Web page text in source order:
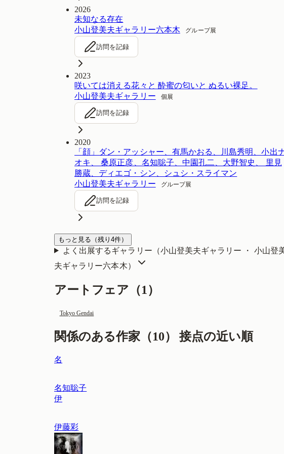
2026
未知なる存在
小山登美夫ギャラリー六本木
グループ展
訪問を記録
2023
咲いては消える花々と 酔蜜の匂いと ぬるい裸足。
小山登美夫ギャラリー
個展
訪問を記録
2020
「顔」ダン・アッシャー、有馬かおる、川島秀明、小出
オキ、 桑原正彦、名知聡子、中園孔二、大野智史、 里見
勝蔵、ディエゴ・シン、シュシ・スライマン
小山登美夫ギャラリー
グループ展
訪問を記録
もっと見る （残り 4件）
よく出展するギャラリー（小山登美夫ギャラリー ・ 小山登
夫ギャラリー六本木）
アートフェア（1）
Tokyo Gendai
関係のある作家（10） 接点の近い順
名
名知聡子
伊
伊藤彩